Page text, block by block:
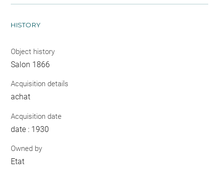
HISTORY
Object history
Salon 1866
Acquisition details
achat
Acquisition date
date : 1930
Owned by
Etat